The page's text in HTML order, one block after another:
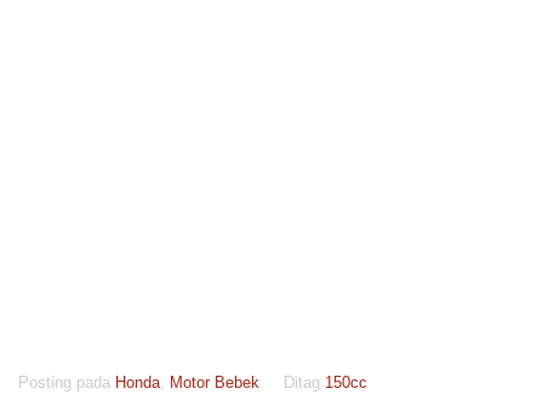
Posting pada Honda Motor Bebek Ditag 150cc